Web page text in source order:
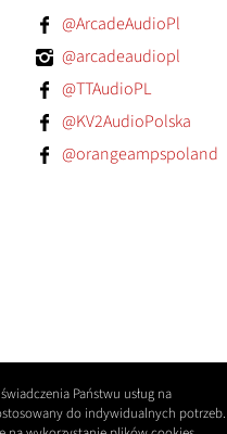
@ArcadeAudioPl
@arcadeaudiopl
@TTAudioPL
@KV2AudioPolska
@orangeampspoland
Państwu usług na
do indywidualnych potrzeb.